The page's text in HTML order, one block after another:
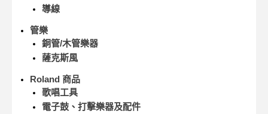
導線
管樂
銅管/木管樂器
薩克斯風
Roland 商品
歌唱工具
電子鼓、打擊樂器及配件